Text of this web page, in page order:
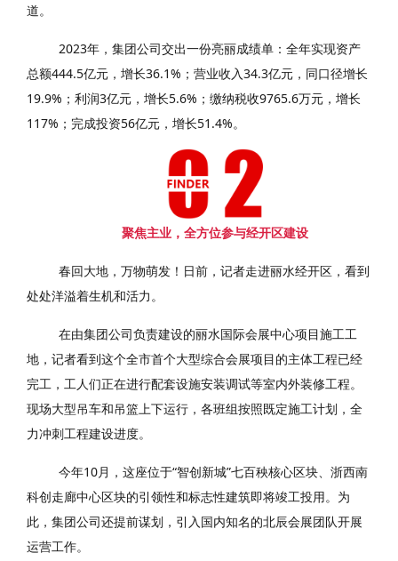
道。
2023年，集团公司交出一份亮丽成绩单：全年实现资产
总额444.5亿元，增长36.1%；营业收入34.3亿元，同口径增长
19.9%；利润3亿元，增长5.6%；缴纳税收9765.6万元，增长
117%；完成投资56亿元，增长51.4%。
聚焦主业，全方位参与经开区建设
春回大地，万物萌发！日前，记者走进丽水经开区，看到
处处洋溢着生机和活力。
在由集团公司负责建设的丽水国际会展中心项目施工工
地，记者看到这个全市首个大型综合会展项目的主体工程已经
完工，工人们正在进行配套设施安装调试等室内外装修工程。
现场大型吊车和吊篮上下运行，各班组按照既定施工计划，全
力冲刺工程建设进度。
今年10月，这座位于“智创新城”七百秧核心区块、浙西南
科创走廊中心区块的引领性和标志性建筑即将竣工投用。为
此，集团公司还提前谋划，引入国内知名的北辰会展团队开展
运营工作。